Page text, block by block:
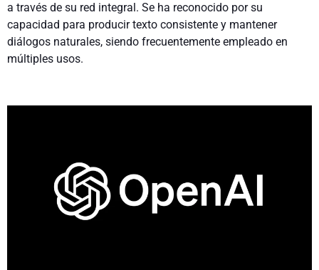
a través de su red integral. Se ha reconocido por su
capacidad para producir texto consistente y mantener
diálogos naturales, siendo frecuentemente empleado en
múltiples usos.